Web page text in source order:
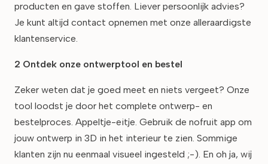
producten en gave stoffen. Liever persoonlijk advies?
Je kunt altijd contact opnemen met onze alleraardigste
klantenservice.
2 Ontdek onze ontwerptool en bestel
Zeker weten dat je goed meet en niets vergeet? Onze
tool loodst je door het complete ontwerp- en
bestelproces. Appeltje-eitje. Gebruik de nofruit app om
jouw ontwerp in 3D in het interieur te zien. Sommige
klanten zijn nu eenmaal visueel ingesteld ;-). En oh ja, wij